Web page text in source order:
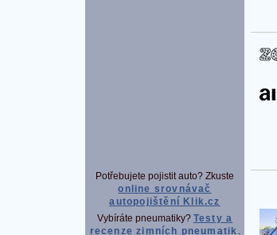
Potřebujete pojistit auto? Zkuste
online srovnávač
autopojištění Klik.cz
Vybíráte pneumatiky? Testy a
recenze zimních pneumatik .